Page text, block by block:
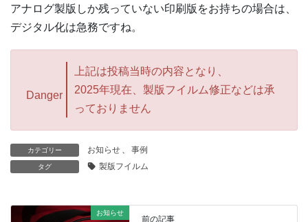
アナログ製版しか残っていない印刷版をお持ちの場合は、
デジタル化は急務ですね。
Danger
上記は投稿当時の内容となり、
2025年現在、製版フイルム修正などは承
っておりません
カテゴリー お知らせ 、 事例
タグ 製版フイルム
お知らせ
前の記事